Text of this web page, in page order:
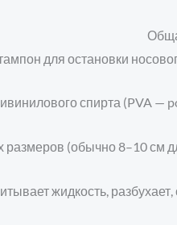
для остановки
спирта (PVA —
(обычно 8–10 см
жидкость,